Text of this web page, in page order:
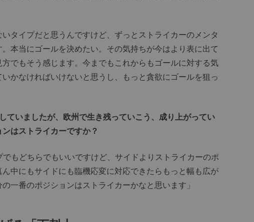
タイプだと思うんですけど、ずっとストライカーのメンタ
本当にゴールを決めたい。その気持ちが今はより表に出て
でもそう感じます。今までもこれからもゴールに対する気
かなければいけないと思うし、もっと貪欲にゴールを狙っ
いましたが、欧州で生き残っていこう、成り上がってい
はストライカーですか？
もどちらでもいいですけど、サイドよりストライカーのポ
中にもサイドにも臨機応変に対応できたらもっと幅も広が
一番のポジションはストライカーかなと思います」